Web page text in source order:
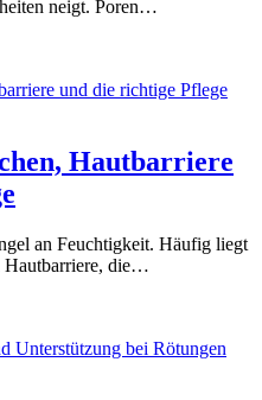
neigt. Poren…
Hautbarriere
an Feuchtigkeit. Häufig liegt
Hautbarriere, die…